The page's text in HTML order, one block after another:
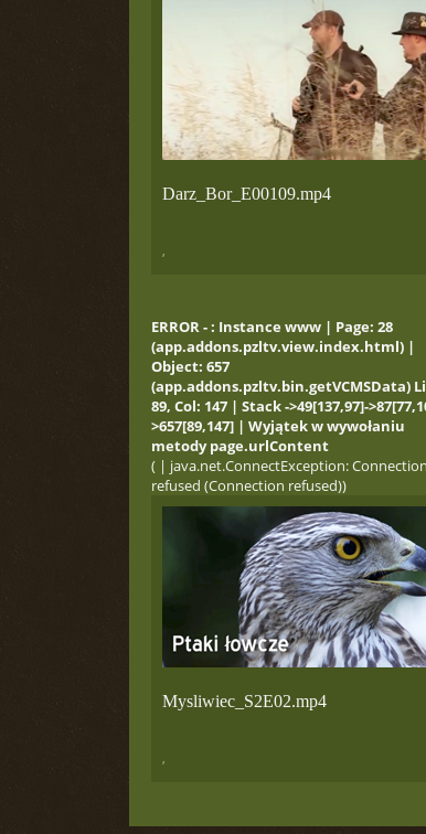
Darz_Bor_E00109.mp4
,
ERROR - : Instance www | Page: 28
(app.addons.pzltv.view.index.html) |
Object: 657
(app.addons.pzltv.bin.getVCMSData)
89, Col: 147 | Stack ->49[137,97]-
>657[89,147] | Wyjątek w wywołaniu
metody page.urlContent
( | java.net.ConnectException: Connection
refused (Connection refused))
Mysliwiec_S2E02.mp4
,